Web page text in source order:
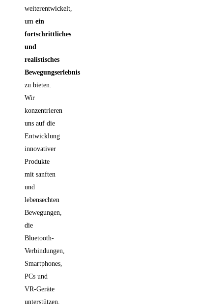
weiterentwickelt,
um ein
fortschrittliches
und
realistisches
Bewegungserlebnis
zu bieten.
Wir
konzentrieren
uns auf die
Entwicklung
innovativer
Produkte
mit sanften
und
lebensechten
Bewegungen,
die
Bluetooth-
Verbindungen,
Smartphones,
PCs und
VR-Geräte
unterstützen.